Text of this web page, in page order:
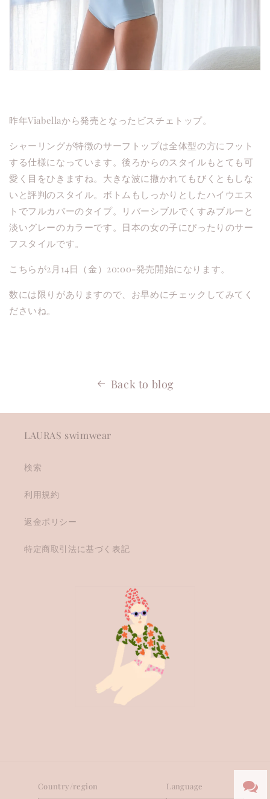
昨年Viabellaから発売となったビスチェトップ。
シャーリングが特徴のサーフトップは全体型の方にフット
する仕様になっています。後ろからのスタイルもとても可
愛く目をひきますね。大きな波に撒かれてもびくともしな
いと評判のスタイル。ボトムもしっかりとしたハイウエス
トでフルカバーのタイプ。リバーシブルでくすみブルーと
淡いグレーのカラーです。日本の女の子にぴったりのサー
フスタイルです。
こちらが2月14日（金）20:00-発売開始になります。
数には限りがありますので、お早めにチェックしてみてく
ださいね。
Back to blog
LAURAS swimwear
検索
利用規約
返金ポリシー
特定商取引法に基づく表記
Country/region Language